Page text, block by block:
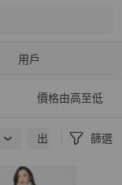
用戶
價格由高至低
出貨地點 篩選